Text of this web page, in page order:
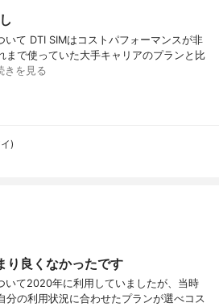
て DTI SIMはコストパフォーマンスが非
まで使っていた大手キャリアのプランと比
きを見る
)
良くなかったです
て2020年に利用していましたが、当時
分の利用状況に合わせたプランが選べコス